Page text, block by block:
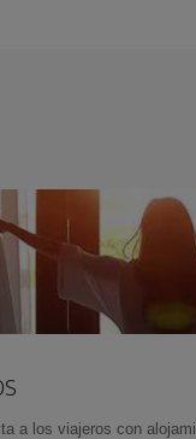
a los viajeros con